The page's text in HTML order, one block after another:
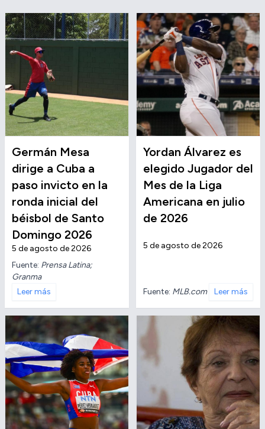
Germán Mesa
dirige a Cuba a
paso invicto en la
ronda inicial del
béisbol de Santo
Domingo 2026
5 de agosto de 2026
Fuente: Prensa Latina;
Granma
Leer más
Yordan Álvarez es
elegido Jugador del
Mes de la Liga
Americana en julio
de 2026
5 de agosto de 2026
Fuente: MLB.com Leer más